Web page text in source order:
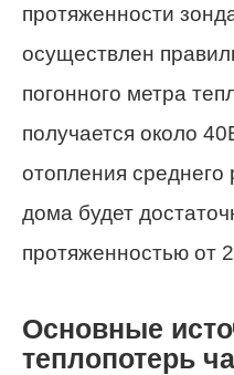
протяженности
осуществлен
погонного метра
получается около
отопления среднего
дома будет
протяженностью от
Основные
теплопотерь